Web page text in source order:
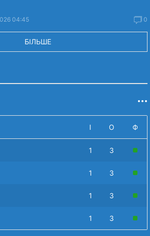
04:45 0
БІЛЬШЕ
І О Ф
1 3
1 3
1 3
1 3